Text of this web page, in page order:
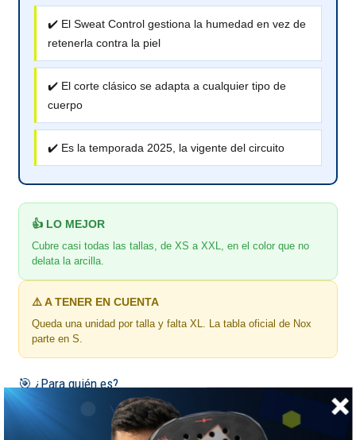
✔️ El Sweat Control gestiona la humedad en vez de
retenerla contra la piel
✔️ El corte clásico se adapta a cualquier tipo de
cuerpo
✔️ Es la temporada 2025, la vigente del circuito
👍 LO MEJOR
Cubre casi todas las tallas, de XS a XXL, en el color que no
delata la arcilla.
⚠️ A TENER EN CUENTA
Queda una unidad por talla y falta XL. La tabla oficial de Nox
parte en S.
🎯 ¿Para quién es?
Para el que sigue a Leo Augsburguer y quiere su camiseta del
año en curso.